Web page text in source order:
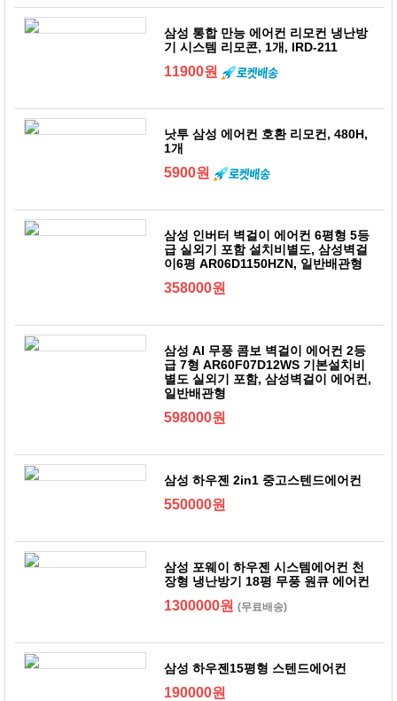
삼성 통합 만능 에어컨 리모컨 냉난방
기 시스템 리모콘, 1개, IRD-211
11900원
낫투 삼성 에어컨 호환 리모컨, 480H,
1개
5900원
삼성 인버터 벽걸이 에어컨 6평형 5등
급 실외기 포함 설치비별도, 삼성벽걸
이6평 AR06D1150HZN, 일반배관형
358000원
삼성 AI 무풍 콤보 벽걸이 에어컨 2등
급 7형 AR60F07D12WS 기본설치비
별도 실외기 포함, 삼성벽걸이 에어컨,
일반배관형
598000원
삼성 하우젠 2in1 중고스텐드에어컨
550000원
삼성 포웨이 하우젠 시스템에어컨 천
장형 냉난방기 18평 무풍 원큐 에어컨
1300000원(무료배송)
삼성 하우젠15평형 스텐드에어컨
190000원